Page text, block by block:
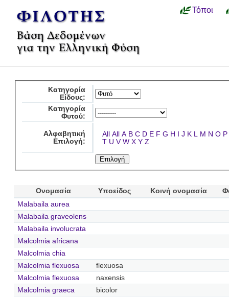
Τόποι
Κατηγορία
Είδους:
Κατηγορία
Φυτού:
Αλφαβητική
Επιλογή:
All All A B C D E F G H I J K L M N O P
T U V W X Y Z
Ονομασία Υποείδος Κοινή ονομασία
Malabaila aurea
Malabaila graveolens
Malabaila involucrata
Malcolmia africana
Malcolmia chia
Malcolmia flexuosa
flexuosa
Malcolmia flexuosa
naxensis
Malcolmia graeca
bicolor